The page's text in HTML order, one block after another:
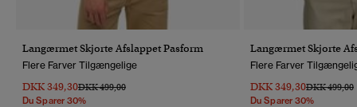
Langærmet Skjorte Afslappet Pasform
Flere Farver Tilgængelige
DKK 349,30Pris Nedsat Fra
DKK 499,00Til
Du Sparer 30%
Langærmet Skjorte
Flere Farver
DKK 349,30Pris Nedsat
DKK 499,00
Du Sparer 30%